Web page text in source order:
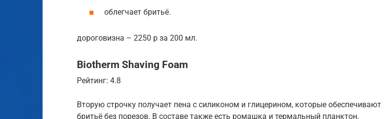
облегчает бритьё.
дороговизна – 2250 р за 200 мл.
Biotherm Shaving Foam
Рейтинг: 4.8
Вторую строчку получает пена с силиконом и глицерином, которые обеспечивают
бритьё без порезов. В составе также есть ромашка и термальный планктон,